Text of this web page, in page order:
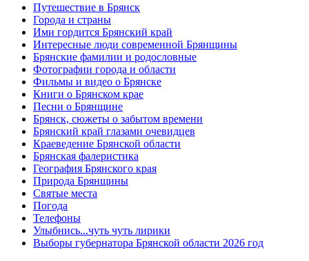
Путешествие в Брянск
Города и страны
Ими гордится Брянский край
Интересные люди современной Брянщины
Брянские фамилии и родословные
Фотографии города и области
Фильмы и видео о Брянске
Книги о Брянском крае
Песни о Брянщине
Брянск, сюжеты о забытом времени
Брянский край глазами очевидцев
Краеведение Брянской области
Брянская фалеристика
География Брянского края
Природа Брянщины
Святые места
Погода
Телефоны
Улыбнись...чуть чуть лирики
Выборы губернатора Брянской области 2026 год